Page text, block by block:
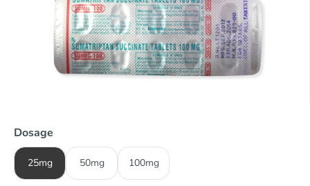
Dosage
25mg 50mg 100mg